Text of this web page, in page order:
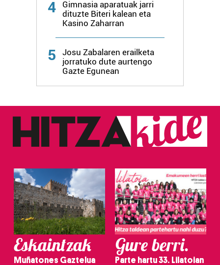
4
Gimnasia aparatuak jarri
dituzte Biteri kalean eta
Kasino Zaharran
5
Josu Zabalaren erailketa
jorratuko dute aurtengo
Gazte Egunean
Eskaintzak
Muñatones Gaztelua
Gure berri.
Parte hartu 33. Lilatoian